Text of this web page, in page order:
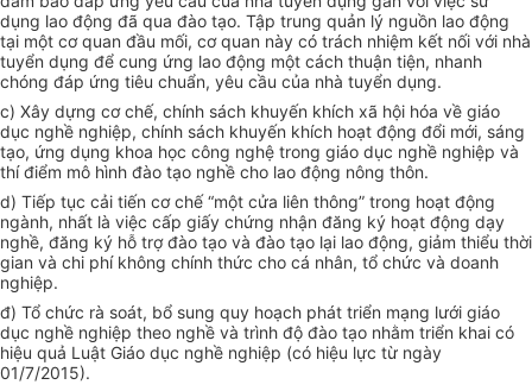
dụng lao động đã qua đào tạo. Tập trung quản lý nguồn lao động
tại một cơ quan đầu mối, cơ quan này có trách nhiệm kết nối với nhà
tuyển dụng để cung ứng lao động một cách thuận tiện, nhanh
chóng đáp ứng tiêu chuẩn, yêu cầu của nhà tuyển dụng.
c) Xây dựng cơ chế, chính sách khuyến khích xã hội hóa về giáo
dục nghề nghiệp, chính sách khuyến khích hoạt động đổi mới, sáng
tạo, ứng dụng khoa học công nghệ trong giáo dục nghề nghiệp và
thí điểm mô hình đào tạo nghề cho lao động nông thôn.
d) Tiếp tục cải tiến cơ chế “một cửa liên thông” trong hoạt động
ngành, nhất là việc cấp giấy chứng nhận đăng ký hoạt động dạy
nghề, đăng ký hỗ trợ đào tạo và đào tạo lại lao động, giảm thiểu thời
gian và chi phí không chính thức cho cá nhân, tổ chức và doanh
nghiệp.
đ) Tổ chức rà soát, bổ sung quy hoạch phát triển mạng lưới giáo
dục nghề nghiệp theo nghề và trình độ đào tạo nhằm triển khai có
hiệu quả Luật Giáo dục nghề nghiệp (có hiệu lực từ ngày
01/7/2015).